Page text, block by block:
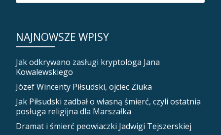
NAJNOWSZE WPISY
Jak odkrywano zasługi kryptologa Jana
Kowalewskiego
Józef Wincenty Piłsudski, ojciec Ziuka
Jak Piłsudski zadbał o własną śmierć, czyli ostatnia
posługa religijna dla Marszałka
Dramat i śmierć peowiaczki Jadwigi Tejszerskiej